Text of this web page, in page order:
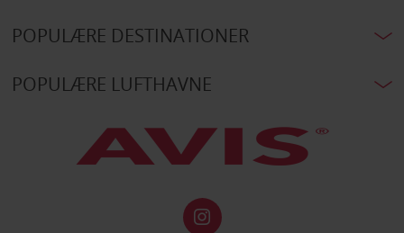
POPULÆRE DESTINATIONER
POPULÆRE LUFTHAVNE